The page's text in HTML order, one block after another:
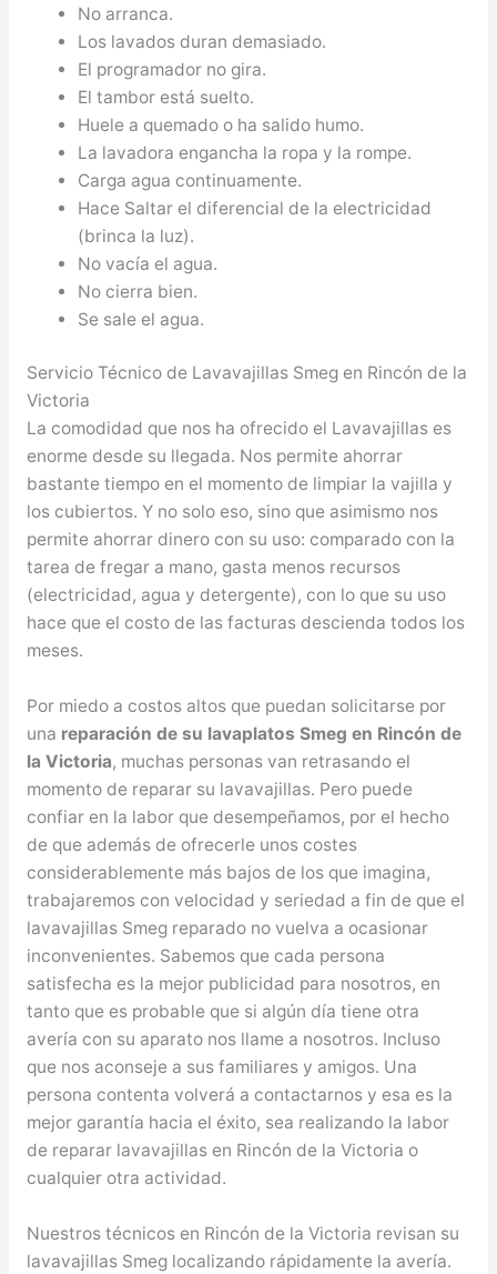
No arranca.
Los lavados duran demasiado.
El programador no gira.
El tambor está suelto.
Huele a quemado o ha salido humo.
La lavadora engancha la ropa y la rompe.
Carga agua continuamente.
Hace Saltar el diferencial de la electricidad
(brinca la luz).
No vacía el agua.
No cierra bien.
Se sale el agua.
Servicio Técnico de Lavavajillas Smeg en Rincón de la
Victoria
La comodidad que nos ha ofrecido el Lavavajillas es
enorme desde su llegada. Nos permite ahorrar
bastante tiempo en el momento de limpiar la vajilla y
los cubiertos. Y no solo eso, sino que asimismo nos
permite ahorrar dinero con su uso: comparado con la
tarea de fregar a mano, gasta menos recursos
(electricidad, agua y detergente), con lo que su uso
hace que el costo de las facturas descienda todos los
meses.
Por miedo a costos altos que puedan solicitarse por
una reparación de su lavaplatos Smeg en Rincón de
la Victoria, muchas personas van retrasando el
momento de reparar su lavavajillas. Pero puede
confiar en la labor que desempeñamos, por el hecho
de que además de ofrecerle unos costes
considerablemente más bajos de los que imagina,
trabajaremos con velocidad y seriedad a fin de que el
lavavajillas Smeg reparado no vuelva a ocasionar
inconvenientes. Sabemos que cada persona
satisfecha es la mejor publicidad para nosotros, en
tanto que es probable que si algún día tiene otra
avería con su aparato nos llame a nosotros. Incluso
que nos aconseje a sus familiares y amigos. Una
persona contenta volverá a contactarnos y esa es la
mejor garantía hacia el éxito, sea realizando la labor
de reparar lavavajillas en Rincón de la Victoria o
cualquier otra actividad.
Nuestros técnicos en Rincón de la Victoria revisan su
lavavajillas Smeg localizando rápidamente la avería.